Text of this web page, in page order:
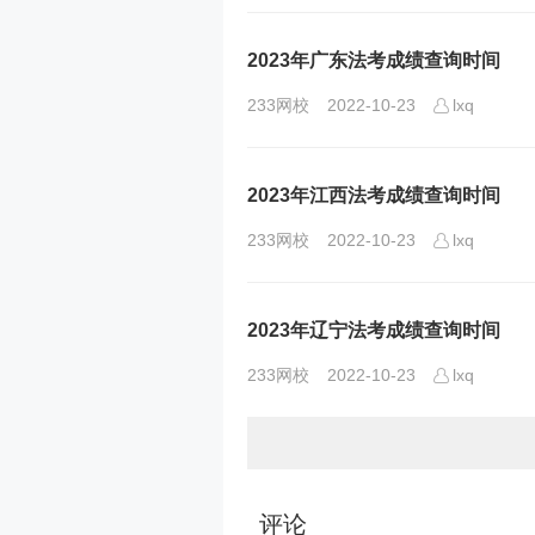
2023年广东法考成绩查询时间
233网校 2022-10-23 lxq
2023年江西法考成绩查询时间
233网校 2022-10-23 lxq
2023年辽宁法考成绩查询时间
233网校 2022-10-23 lxq